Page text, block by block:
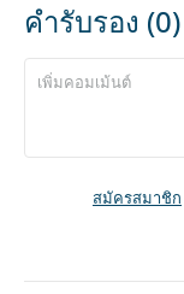
คำรับรอง (0)
สมัครสมาชิก